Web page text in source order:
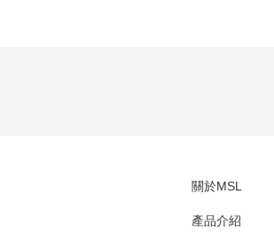
關於MSL
產品介紹